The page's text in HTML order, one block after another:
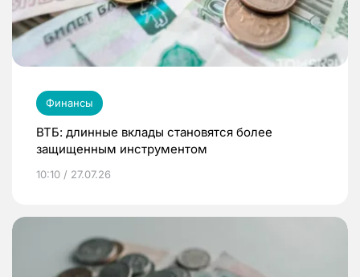
Финансы
ВТБ: длинные вклады становятся более
защищенным инструментом
10:10 / 27.07.26